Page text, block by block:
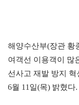
해양수산부(장관 황
여객선 이용객이 많
선사고 재발 방지 혁
6월 11일(목) 밝혔다.